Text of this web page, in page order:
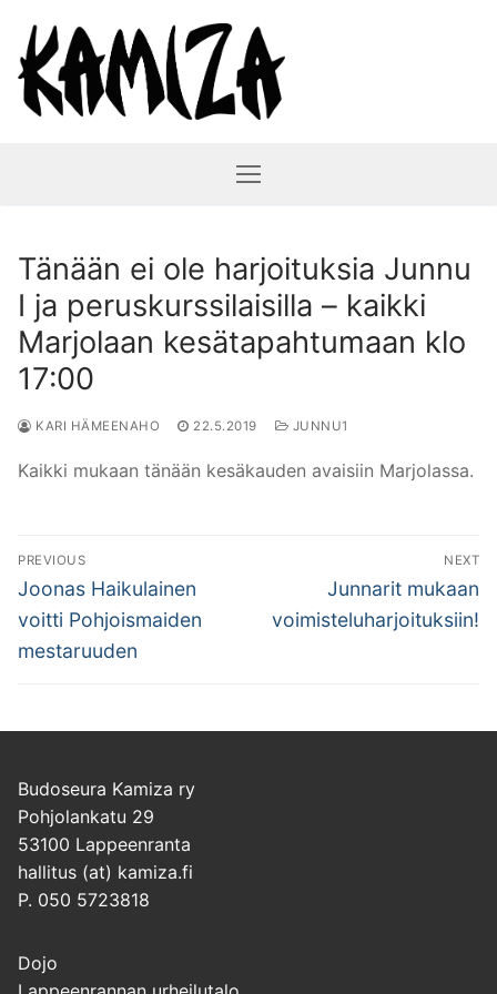
sisältöön
Tänään ei ole harjoituksia Junnu
I ja peruskurssilaisilla – kaikki
Marjolaan kesätapahtumaan klo
17:00
KARI HÄMEENAHO 22.5.2019 JUNNU1
Kaikki mukaan tänään kesäkauden avaisiin Marjolassa.
Artikkelien
selaus
PREVIOUS
Previous
post:
Joonas Haikulainen
voitti Pohjoismaiden
mestaruuden
NEXT
Next
post:
Junnarit mukaan
voimisteluharjoituksiin!
Budoseura Kamiza ry
Pohjolankatu 29
53100 Lappeenranta
hallitus (at) kamiza.fi
P. 050 5723818
Dojo